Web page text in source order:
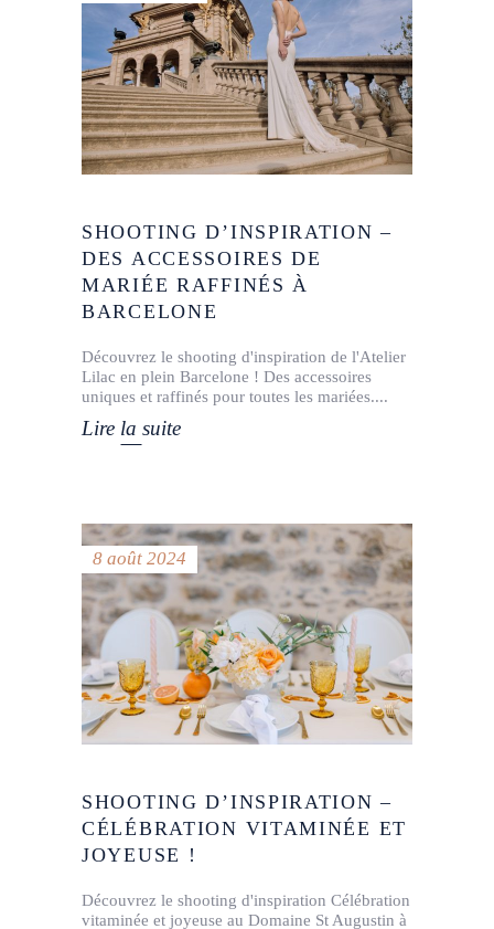
SHOOTING D’INSPIRATION –
DES ACCESSOIRES DE
MARIÉE RAFFINÉS À
BARCELONE
Découvrez le shooting d'inspiration de l'Atelier
Lilac en plein Barcelone ! Des accessoires
uniques et raffinés pour toutes les mariées.
Lire la suite
8 août 2024
SHOOTING D’INSPIRATION –
CÉLÉBRATION VITAMINÉE ET
JOYEUSE !
Découvrez le shooting d'inspiration Célébration
vitaminée et joyeuse au Domaine St Augustin à